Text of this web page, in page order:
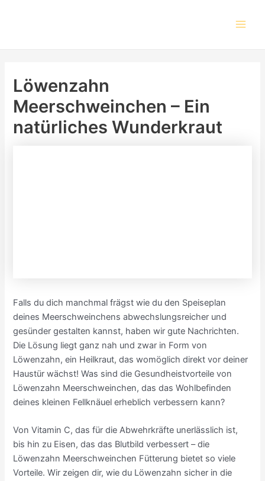
Löwenzahn
Meerschweinchen – Ein
natürliches Wunderkraut
Falls du dich manchmal frägst wie du den Speiseplan
deines Meerschweinchens abwechslungsreicher und
gesünder gestalten kannst, haben wir gute Nachrichten.
Die Lösung liegt ganz nah und zwar in Form von
Löwenzahn, ein Heilkraut, das womöglich direkt vor deiner
Haustür wächst! Was sind die Gesundheistvorteile von
Löwenzahn Meerschweinchen, das das Wohlbefinden
deines kleinen Fellknäuel erheblich verbessern kann?
Von Vitamin C, das für die Abwehrkräfte unerlässlich ist,
bis hin zu Eisen, das das Blutbild verbessert – die
Löwenzahn Meerschweinchen Fütterung bietet so viele
Vorteile. Wir zeigen dir, wie du Löwenzahn sicher in die